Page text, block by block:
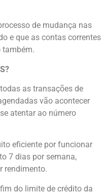
de mudança nas
e que as contas correntes
também.
as transações de
vão acontecer
atentar ao número
eficiente por funcionar
7 dias por semana,
rendimento.
do limite de crédito da